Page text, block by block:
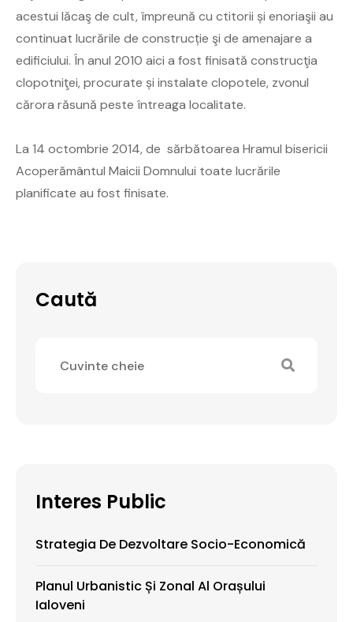
acestui lăcaş de cult, împreună cu ctitorii și enoriaşii au
continuat lucrările de construcție şi de amenajare a
edificiului. În anul 2010 aici a fost finisată construcţia
clopotniţei, procurate și instalate clopotele, zvonul
cărora răsună peste întreaga localitate.
La 14 octombrie 2014, de sărbătoarea Hramul bisericii
Acoperământul Maicii Domnului toate lucrările
planificate au fost finisate.
Caută
Interes Public
Strategia De Dezvoltare Socio-Economică
Planul Urbanistic Și Zonal Al Orașului
Ialoveni